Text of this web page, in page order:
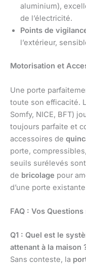
aluminium),
de l’électricité.
Points de
l’extérieur,
Motorisation et
Une porte
toute son efficacité.
Somfy, NICE, BFT)
toujours parfaite et
accessoires de
porte,
seuils surélevés
de bricolage pour
d’une porte
FAQ : Vos
Q1 : Quel est le
attenant à la maison
Sans conteste, la